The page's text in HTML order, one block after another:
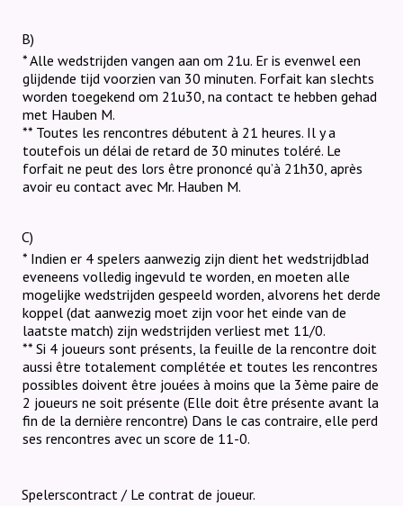
B)
* Alle wedstrijden vangen aan om 21u. Er is evenwel een
glijdende tijd voorzien van 30 minuten. Forfait kan slechts
worden toegekend om 21u30, na contact te hebben gehad
met Hauben M.
** Toutes les rencontres débutent à 21 heures. Il y a
toutefois un délai de retard de 30 minutes toléré. Le
forfait ne peut des lors être prononcé qu’à 21h30, après
avoir eu contact avec Mr. Hauben M.
C)
* Indien er 4 spelers aanwezig zijn dient het wedstrijdblad
eveneens volledig ingevuld te worden, en moeten alle
mogelijke wedstrijden gespeeld worden, alvorens het derde
koppel (dat aanwezig moet zijn voor het einde van de
laatste match) zijn wedstrijden verliest met 11/0.
** Si 4 joueurs sont présents, la feuille de la rencontre doit
aussi être totalement complétée et toutes les rencontres
possibles doivent être jouées à moins que la 3ème paire de
2 joueurs ne soit présente (Elle doit être présente avant la
fin de la dernière rencontre) Dans le cas contraire, elle perd
ses rencontres avec un score de 11-0.
Spelerscontract / Le contrat de joueur.